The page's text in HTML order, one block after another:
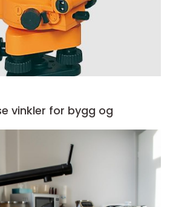
vinkler for bygg og